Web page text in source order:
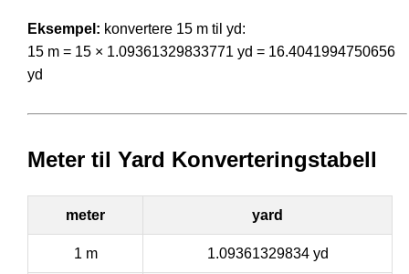
Eksempel: konvertere 15 m til yd:
15 m = 15 × 1.09361329833771 yd = 16.4041994750656
yd
Meter til Yard Konverteringstabell
meter yard
1 m 1.09361329834 yd